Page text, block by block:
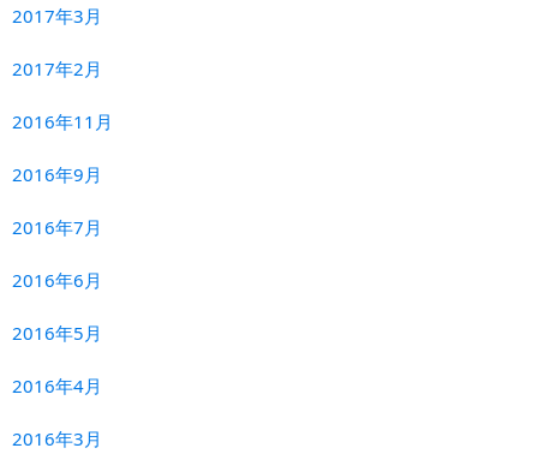
2017年3月
2017年2月
2016年11月
2016年9月
2016年7月
2016年6月
2016年5月
2016年4月
2016年3月